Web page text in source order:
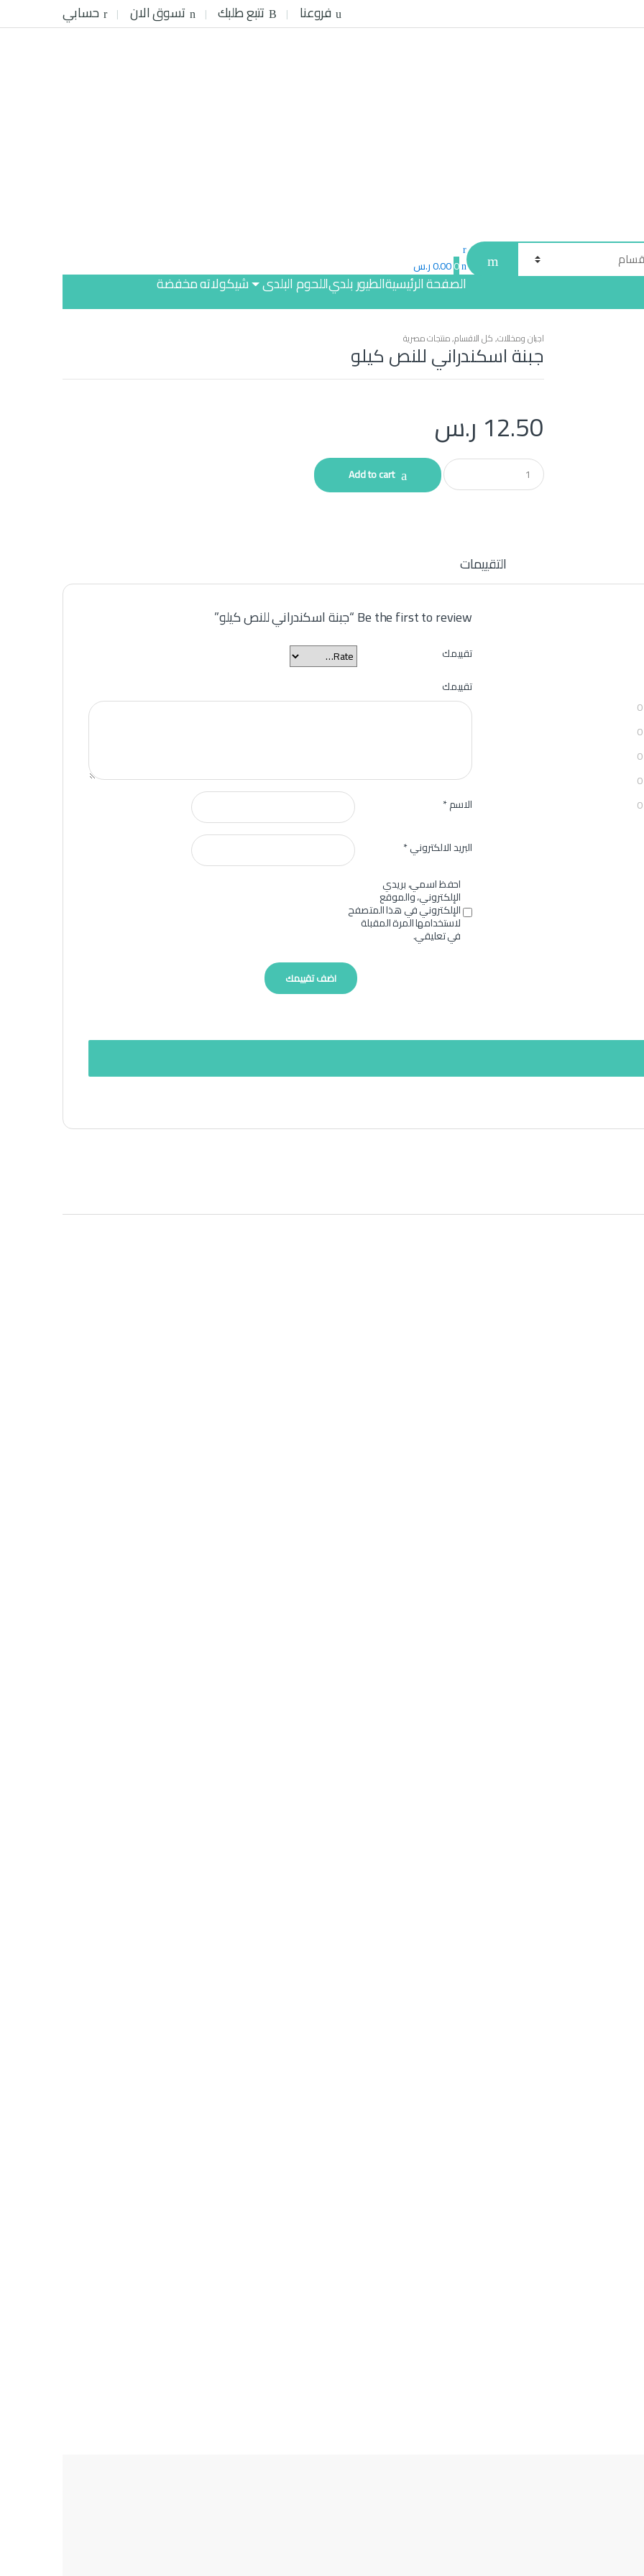
فروعنا تتبع طلبك تسوق الان حسابي
0
0.00ر.س
الصفحة الرئيسيةالطيور بلدياللحوم البلدى شيكولاته مخفضة
اجبان ومخللات,كل الاقسام,منتجات مصرية
جبنة اسكندراني للنص كيلو
12.50 ر.س
Q
u
a
Add to cart
التقييمات
0
0
0
0
0
Be the first to review “جبنة اسكندراني للنص كيلو”
تقييمك
تقييمك
الاسم*
البريد الالكتروني*
احفظ اسمي، بريدي
الإلكتروني، والموقع
الإلكتروني في هذا المتصفح
لاستخدامها المرة المقبلة
في تعليقي.